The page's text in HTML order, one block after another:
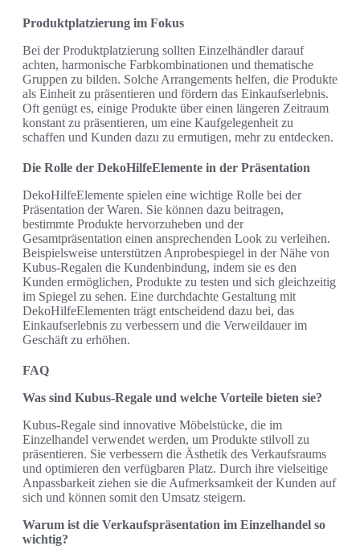
Produktplatzierung im Fokus
Bei der Produktplatzierung sollten Einzelhändler darauf
achten, harmonische Farbkombinationen und thematische
Gruppen zu bilden. Solche Arrangements helfen, die Produkte
als Einheit zu präsentieren und fördern das Einkaufserlebnis.
Oft genügt es, einige Produkte über einen längeren Zeitraum
konstant zu präsentieren, um eine Kaufgelegenheit zu
schaffen und Kunden dazu zu ermutigen, mehr zu entdecken.
Die Rolle der DekoHilfeElemente in der Präsentation
DekoHilfeElemente spielen eine wichtige Rolle bei der
Präsentation der Waren. Sie können dazu beitragen,
bestimmte Produkte hervorzuheben und der
Gesamtpräsentation einen ansprechenden Look zu verleihen.
Beispielsweise unterstützen Anprobespiegel in der Nähe von
Kubus-Regalen die Kundenbindung, indem sie es den
Kunden ermöglichen, Produkte zu testen und sich gleichzeitig
im Spiegel zu sehen. Eine durchdachte Gestaltung mit
DekoHilfeElementen trägt entscheidend dazu bei, das
Einkaufserlebnis zu verbessern und die Verweildauer im
Geschäft zu erhöhen.
FAQ
Was sind Kubus-Regale und welche Vorteile bieten sie?
Kubus-Regale sind innovative Möbelstücke, die im
Einzelhandel verwendet werden, um Produkte stilvoll zu
präsentieren. Sie verbessern die Ästhetik des Verkaufsraums
und optimieren den verfügbaren Platz. Durch ihre vielseitige
Anpassbarkeit ziehen sie die Aufmerksamkeit der Kunden auf
sich und können somit den Umsatz steigern.
Warum ist die Verkaufspräsentation im Einzelhandel so
wichtig?